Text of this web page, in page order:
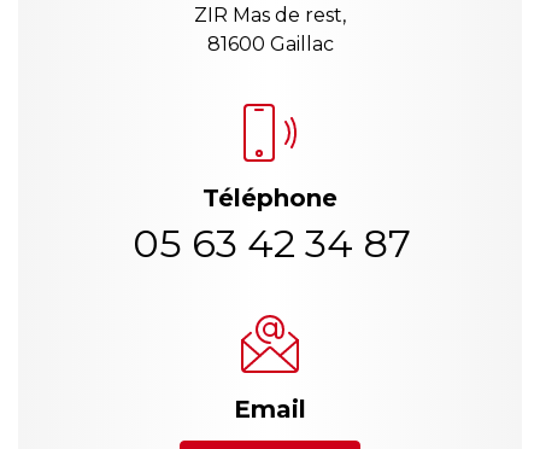
ZIR Mas de rest,
81600 Gaillac
Téléphone
05 63 42 34 87
Email